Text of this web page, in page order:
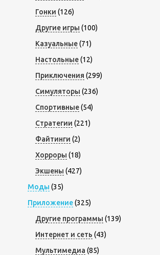
Гонки (126)
Другие игры (100)
Казуальные(71)
Настольные(12)
Приключения (299)
Симуляторы (236)
Спортивные(54)
Стратегии (221)
Файтинги (2)
Хорроры (18)
Экшены (427)
Моды (35)
Приложение(325)
Другие программы (139)
Интернет и сеть (43)
Мультимедиа (85)